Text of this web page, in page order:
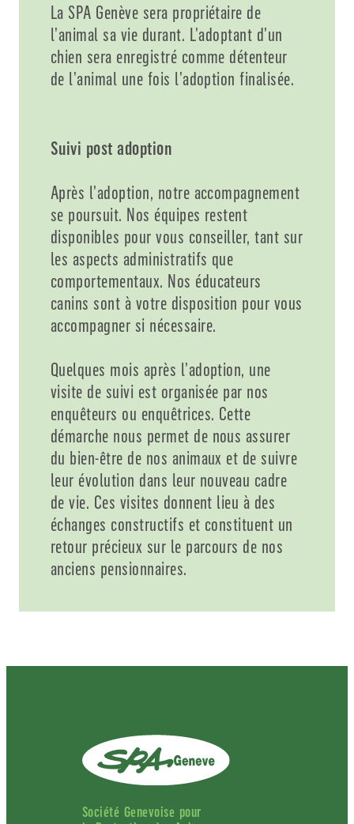
La SPA Genève sera propriétaire de
l’animal sa vie durant. L’adoptant d’un
chien sera enregistré comme détenteur
de l’animal une fois l’adoption finalisée.
Suivi post adoption
Après l’adoption, notre accompagnement
se poursuit. Nos équipes restent
disponibles pour vous conseiller, tant sur
les aspects administratifs que
comportementaux. Nos éducateurs
canins sont à votre disposition pour vous
accompagner si nécessaire.
Quelques mois après l’adoption, une
visite de suivi est organisée par nos
enquêteurs ou enquêtrices. Cette
démarche nous permet de nous assurer
du bien-être de nos animaux et de suivre
leur évolution dans leur nouveau cadre
de vie. Ces visites donnent lieu à des
échanges constructifs et constituent un
retour précieux sur le parcours de nos
anciens pensionnaires.
Société Genevoise pour